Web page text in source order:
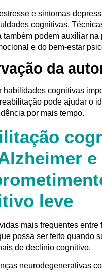
e sintomas
cognitivas.
também podem auxiliar na
e do bem-estar
da
habilidades cognitivas
pode ajudar o
por mais tempo.
e
leve
mais frequentes entre
possa ser feito quando
de declínio cognitivo.
neurodegenerativas